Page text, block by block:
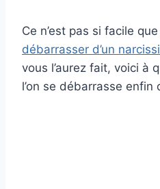
Ce n’est pas si facile
débarrasser d’un
vous l’aurez fait, voici à
l’on se débarrasse enfin